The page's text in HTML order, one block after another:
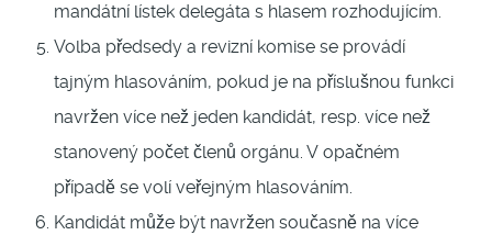
mandátní lístek delegáta s hlasem rozhodujícím.
Volba předsedy a revizní komise se provádí
tajným hlasováním, pokud je na příslušnou funkci
navržen více než jeden kandidát, resp. více než
stanovený počet členů orgánu. V opačném
případě se volí veřejným hlasováním.
Kandidát může být navržen současně na více